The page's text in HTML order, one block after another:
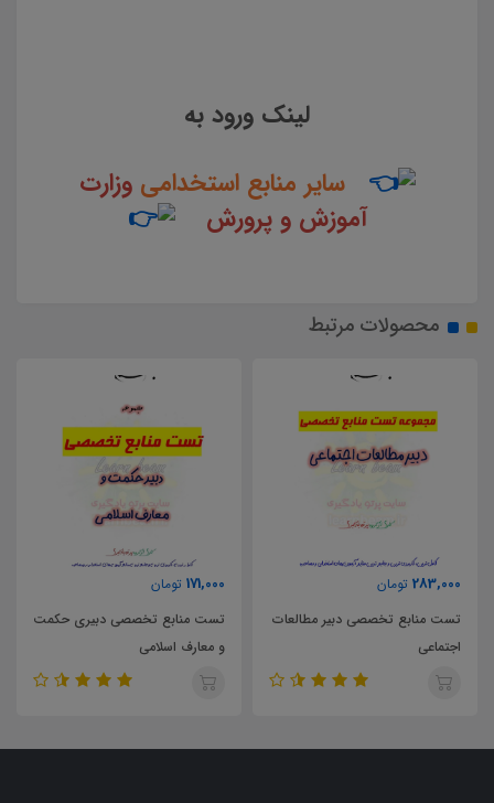
لینک ورود به
سایر منابع استخدامیوزارت
آموزش و پرورش
محصولات مرتبط
283,000 تومان
تست منابع تخصصی دبیر مطالعات
اجتماعی
171,000 تومان
تست منابع تخصصی دبیری حکمت
و معارف اسلامی